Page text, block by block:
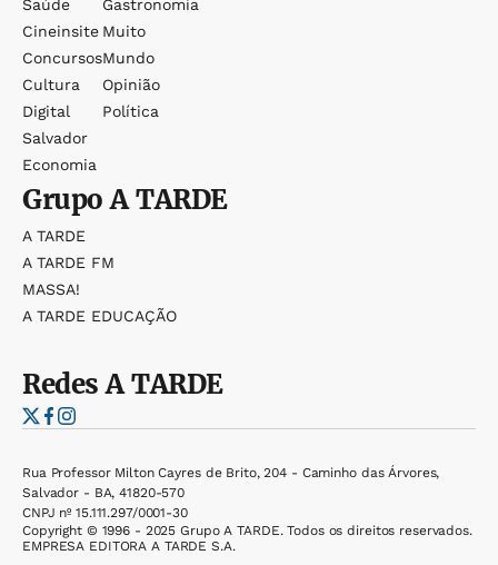
Saúde
Cineinsite
Concursos
Cultura
Digital
Salvador
Economia
Gastronomia
Muito
Mundo
Opinião
Política
GrupoA TARDE
A TARDE
A TARDE FM
MASSA!
A TARDE EDUCAÇÃO
RedesA TARDE
Rua Professor Milton Cayres de Brito, 204 - Caminho das Árvores,
Salvador - BA, 41820-570
CNPJ nº 15.111.297/0001-30
Copyright © 1996 - 2025 Grupo A TARDE. Todos os direitos reservados.
EMPRESA EDITORA A TARDE S.A.